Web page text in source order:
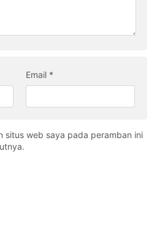
Email *
situs web saya pada peramban ini